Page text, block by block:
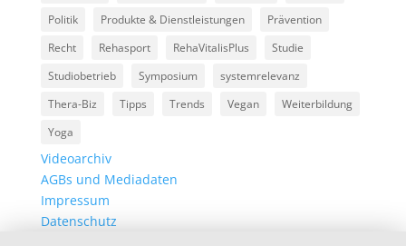
Politik
Produkte & Dienstleistungen
Prävention
Recht
Rehasport RehaVitalisPlus
Studie
Studiobetrieb
Symposium
systemrelevanz
Thera-Biz
Tipps Trends Vegan
Weiterbildung
Yoga
Videoarchiv
AGBs und Mediadaten
Impressum
Datenschutz